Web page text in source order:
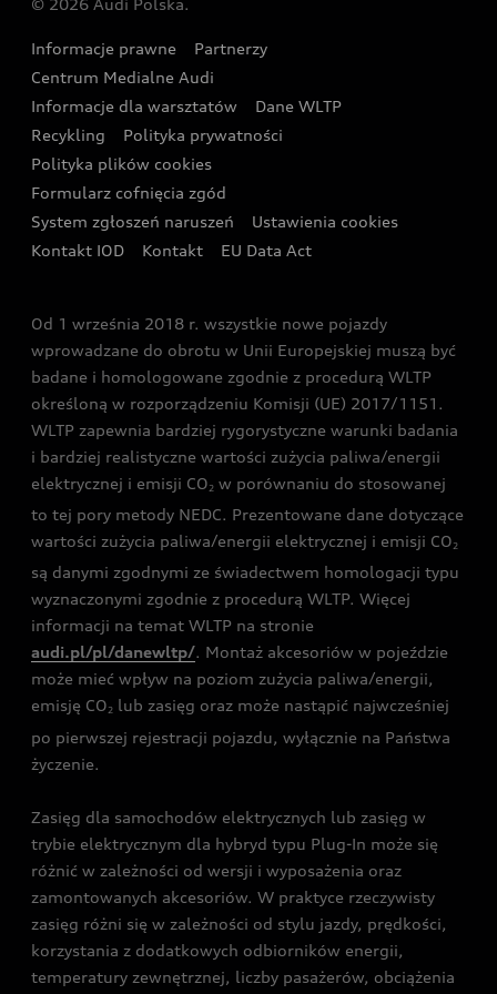
Wyszukaj najbliższego Partnera Audi
Oferta dla przedsiębiorców
Oferta dla klientów prywatnych
Kalkulator rat
Ubezpieczenie
Audi exclusive
Zasięg
Gwarancja
Akcje serwisowe Audi
Katalog online akcesoriów
Audi i Muzeum Sztuki Nowoczesnej w Warszawie
Audi driving experience
Audi quattro Cup
Audi i Puchar Świata w Skokach Narciarskich w
Zakopanem
© 2026 Audi Polska.
Informacje prawne
Partnerzy
Centrum Medialne Audi
Informacje dla warsztatów
Dane WLTP
Recykling
Polityka prywatności
Polityka plików cookies
Formularz cofnięcia zgód
System zgłoszeń naruszeń
Ustawienia cookies
Kontakt IOD
Kontakt EU Data Act
Od 1 września 2018 r. wszystkie nowe pojazdy
wprowadzane do obrotu w Unii Europejskiej muszą być
badane i homologowane zgodnie z procedurą WLTP
określoną w rozporządzeniu Komisji (UE) 2017/1151.
WLTP zapewnia bardziej rygorystyczne warunki badania
i bardziej realistyczne wartości zużycia paliwa/energii
elektrycznej i emisji CO2 w porównaniu do stosowanej
to tej pory metody NEDC. Prezentowane dane dotyczące
wartości zużycia paliwa/energii elektrycznej i emisji CO2
są danymi zgodnymi ze świadectwem homologacji typu
wyznaczonymi zgodnie z procedurą WLTP. Więcej
informacji na temat WLTP na stronie
audi.pl/pl/danewltp/. Montaż akcesoriów w pojeździe
może mieć wpływ na poziom zużycia paliwa/energii,
emisję CO2 lub zasięg oraz może nastąpić najwcześniej
po pierwszej rejestracji pojazdu, wyłącznie na Państwa
życzenie.
Zasięg dla samochodów elektrycznych lub zasięg w
trybie elektrycznym dla hybryd typu Plug-In może się
różnić w zależności od wersji i wyposażenia oraz
zamontowanych akcesoriów. W praktyce rzeczywisty
zasięg różni się w zależności od stylu jazdy, prędkości,
korzystania z dodatkowych odbiorników energii,
temperatury zewnętrznej, liczby pasażerów, obciążenia